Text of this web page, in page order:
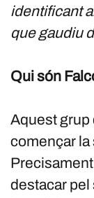
identificant
que gaudiu
Qui són
Aquest grup
començar la
destacar pel